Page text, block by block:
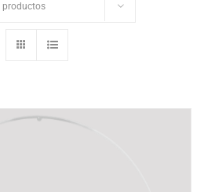
productos